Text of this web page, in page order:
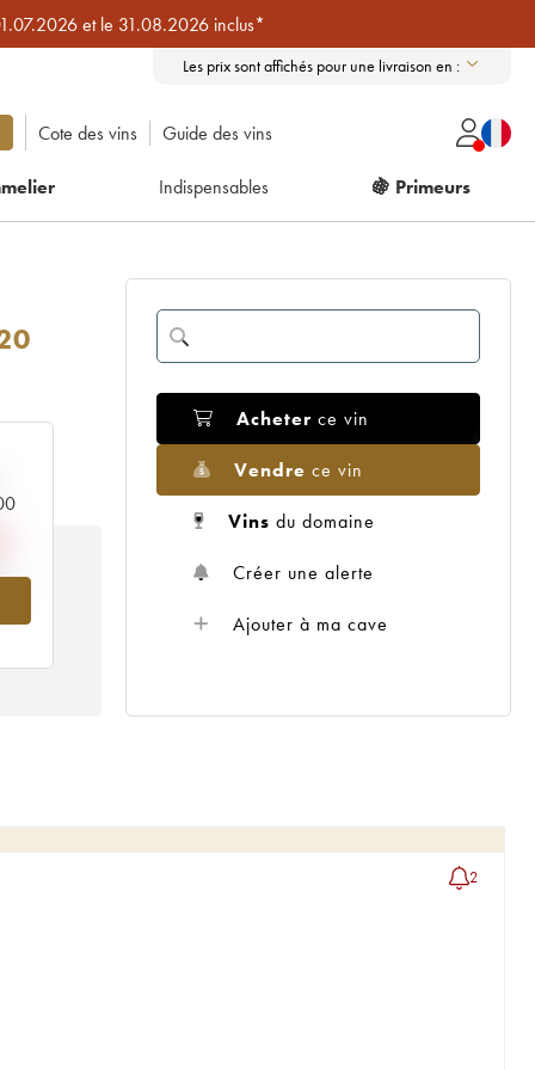
et le 31.08.2026 inclus*
Les prix sont affichés pour une livraison en :
Cote des vins Guide des vins
Indispensables 🍇 Primeurs
Acheter ce vin
Vendre ce vin
Vins du domaine
Créer une alerte
Ajouter à ma cave
2